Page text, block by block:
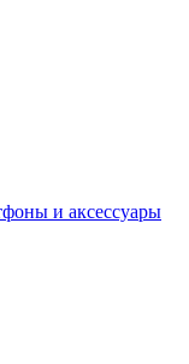
и аксессуары